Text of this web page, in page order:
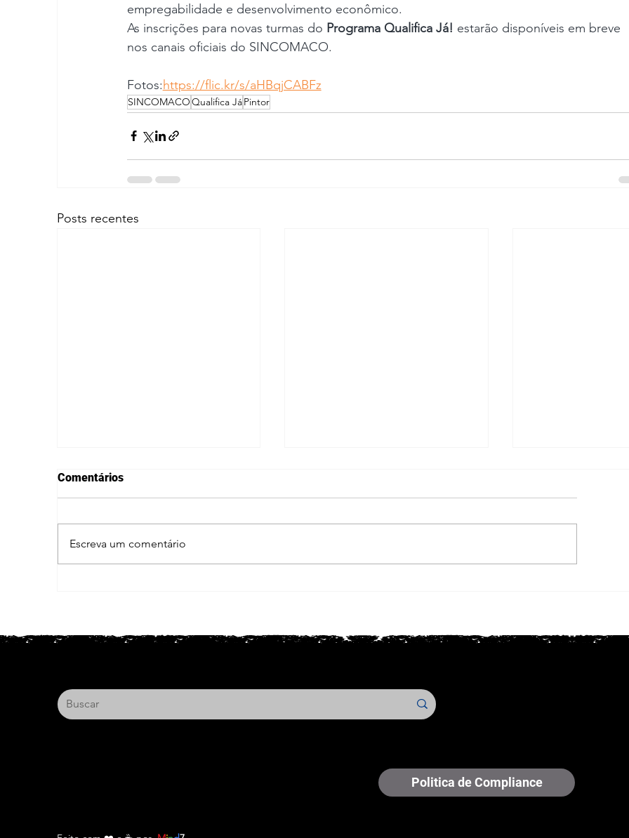
empregabilidade e desenvolvimento econômico.
As inscrições para novas turmas do Programa Qualifica Já! estarão disponíveis em breve
nos canais oficiais do SINCOMACO.
Fotos:https://flic.kr/s/aHBqjCABFz
SINCOMACOQualifica JáPintor
Posts recentes
Comentários
Escreva um comentário
Politica de Compliance